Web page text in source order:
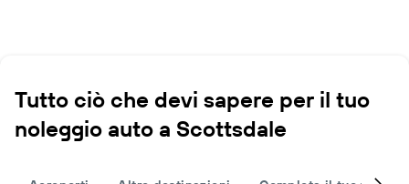
Tutto ciò che devi sapere per il tuo
noleggio auto a Scottsdale